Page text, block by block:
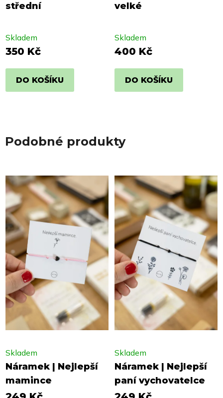
střední
Skladem
350 Kč
DO KOŠÍKU
velké
Skladem
400 Kč
DO KOŠÍKU
Podobné produkty
Náramek | Nejlepší
mamince
Skladem
Náramek | Nejlepší
paní vychovatelce
Skladem